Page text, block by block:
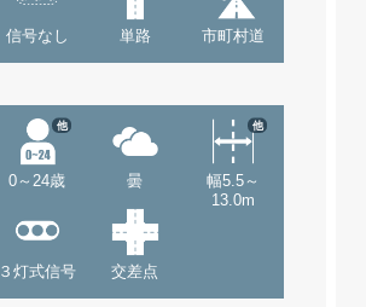
信号なし 単路 市町村道
0～24歳
他
曇
幅5.5～
13.0m
他
３灯式信号 交差点